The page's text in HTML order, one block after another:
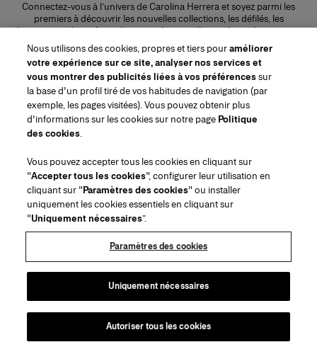
Connectez-vous à l’univers de Carolina Herrera et soyez parmi les
premiers à découvrir les nouvelles collections, les défilés, les
lancements de parfums, les conseils maquillage et bien plus encore.
Adresse e-mail
Service à la clientèle
Trouver une boutique
Contactez-nous
Livraisons et Retours Beauté
Retourner ma commande
FAQs
Service d'emballage cadeau
(s'ouvre dans un nouvel onglet)
À propos de nous
House of Herrera
Emplois
(s'ouvre dans un nouvel onglet)
chcarolinaherrera.com
(s'ouvre dans un nouvel onglet)
Mentions légales et cookies
Conditions générales
Conditions Générales de Vente Beauté
Conditions Générales de Vente Mode
Déclaration d'accessibilité
VTO Data Processing Notice
Politique de confidentialité
Politique en matière de cookies
Sitemap
Droits d'auteur 2026 Carolina Herrera
Nous utilisons des cookies, propres et tiers pouraméliorer
votre expérience sur ce site, analyser nos services et
vous montrer des publicités liées à vos préférencessur
la base d'un profil tiré de vos habitudes de navigation (par
exemple, les pages visitées). Vous pouvez obtenir plus
d'informations sur les cookies sur notre page Politique
des cookies.
Vous pouvez accepter tous les cookies en cliquant sur
"Accepter tous les cookies", configurer leur utilisation en
cliquant sur "Paramètres des cookies" ou installer
uniquement les cookies essentiels en cliquant sur
"Uniquement nécessaires”.
Paramètres des cookies
Uniquement nécessaires
Autoriser tous les cookies